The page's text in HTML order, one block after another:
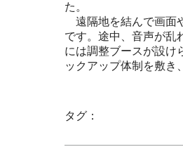
た。
遠隔地を結んで画面
です。途中、音声が乱
には調整ブースが設け
ックアップ体制を敷き
タグ：